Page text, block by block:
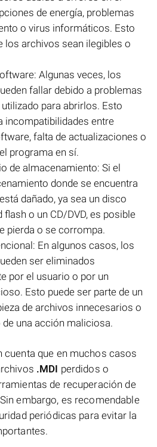
de energía, problemas
o virus informáticos. Esto
los archivos sean ilegibles o
Algunas veces, los
fallar debido a problemas
para abrirlos. Esto
incompatibilidades entre
falta de actualizaciones o
programa en sí.
de almacenamiento: Si el
donde se encuentra
está dañado, ya sea un disco
flash o un CD/DVD, es posible
pierda o se corrompa.
En algunos casos, los
ser eliminados
por el usuario o por un
Esto puede ser parte de un
de archivos innecesarios o
una acción maliciosa.
cuenta que en muchos casos
.MDI perdidos o
de recuperación de
embargo, es recomendable
periódicas para evitar la